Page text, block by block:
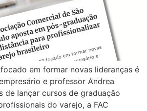
em formar novas lideranças é
e professor Andrea
de lançar cursos de graduação
do varejo, a FAC